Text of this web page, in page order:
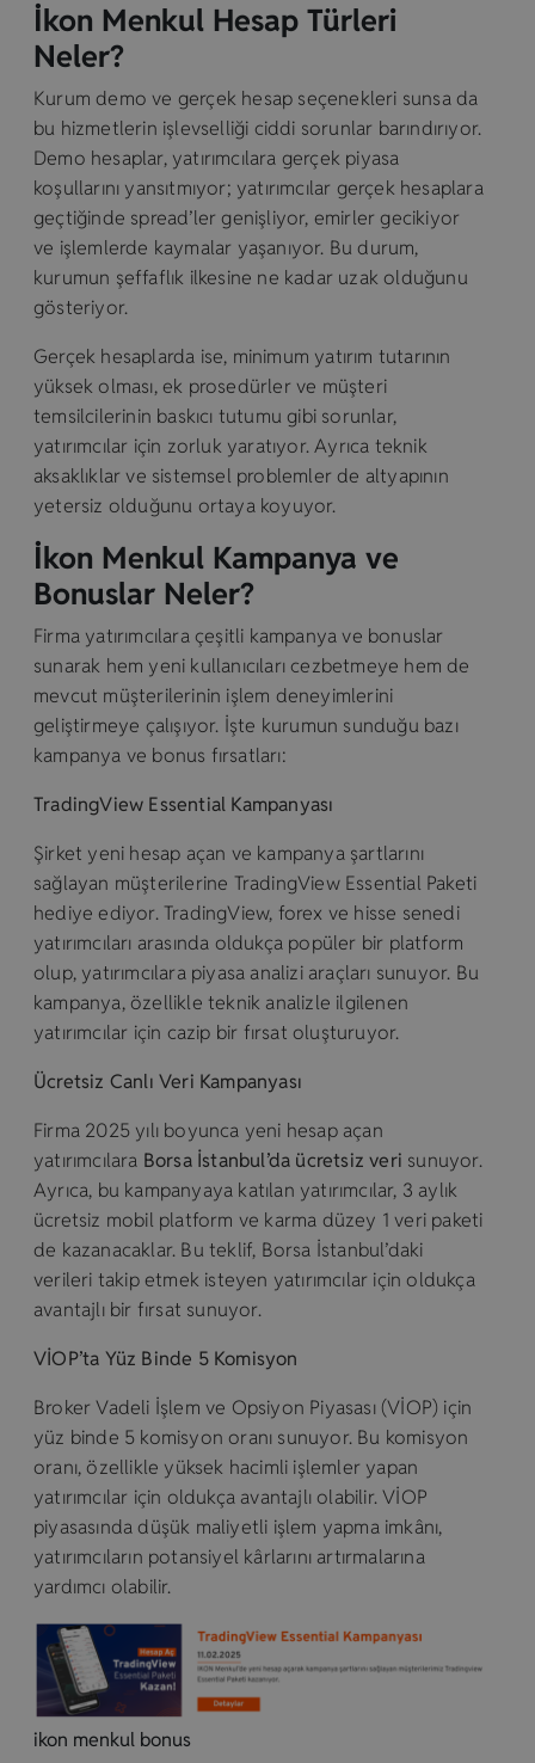
İkon Menkul Hesap Türleri
Neler?
Kurum demo ve gerçek hesap seçenekleri sunsa da
bu hizmetlerin işlevselliği ciddi sorunlar barındırıyor.
Demo hesaplar, yatırımcılara gerçek piyasa
koşullarını yansıtmıyor; yatırımcılar gerçek hesaplara
geçtiğinde spread’ler genişliyor, emirler gecikiyor
ve işlemlerde kaymalar yaşanıyor. Bu durum,
kurumun şeffaflık ilkesine ne kadar uzak olduğunu
gösteriyor.
Gerçek hesaplarda ise, minimum yatırım tutarının
yüksek olması, ek prosedürler ve müşteri
temsilcilerinin baskıcı tutumu gibi sorunlar,
yatırımcılar için zorluk yaratıyor. Ayrıca teknik
aksaklıklar ve sistemsel problemler de altyapının
yetersiz olduğunu ortaya koyuyor.
İkon Menkul Kampanya ve
Bonuslar Neler?
Firma yatırımcılara çeşitli kampanya ve bonuslar
sunarak hem yeni kullanıcıları cezbetmeye hem de
mevcut müşterilerinin işlem deneyimlerini
geliştirmeye çalışıyor. İşte kurumun sunduğu bazı
kampanya ve bonus fırsatları:
TradingView Essential Kampanyası
Şirket yeni hesap açan ve kampanya şartlarını
sağlayan müşterilerine TradingView Essential Paketi
hediye ediyor. TradingView, forex ve hisse senedi
yatırımcıları arasında oldukça popüler bir platform
olup, yatırımcılara piyasa analizi araçları sunuyor. Bu
kampanya, özellikle teknik analizle ilgilenen
yatırımcılar için cazip bir fırsat oluşturuyor.
Ücretsiz Canlı Veri Kampanyası
Firma 2025 yılı boyunca yeni hesap açan
yatırımcılara Borsa İstanbul’da ücretsiz veri sunuyor.
Ayrıca, bu kampanyaya katılan yatırımcılar, 3 aylık
ücretsiz mobil platform ve karma düzey 1 veri paketi
de kazanacaklar. Bu teklif, Borsa İstanbul’daki
verileri takip etmek isteyen yatırımcılar için oldukça
avantajlı bir fırsat sunuyor.
VİOP’ta Yüz Binde 5 Komisyon
Broker Vadeli İşlem ve Opsiyon Piyasası (VİOP) için
yüz binde 5 komisyon oranı sunuyor. Bu komisyon
oranı, özellikle yüksek hacimli işlemler yapan
yatırımcılar için oldukça avantajlı olabilir. VİOP
piyasasında düşük maliyetli işlem yapma imkânı,
yatırımcıların potansiyel kârlarını artırmalarına
yardımcı olabilir.
ikon menkul bonus